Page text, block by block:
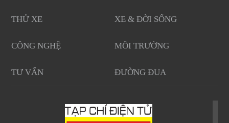
THỬ XE XE & ĐỜI SỐNG
CÔNG NGHỆ MÔI TRƯỜNG
TƯ VẤN ĐƯỜNG ĐUA